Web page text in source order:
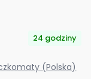
Express
24 godziny
- INPOST Paczkomaty (Polska)